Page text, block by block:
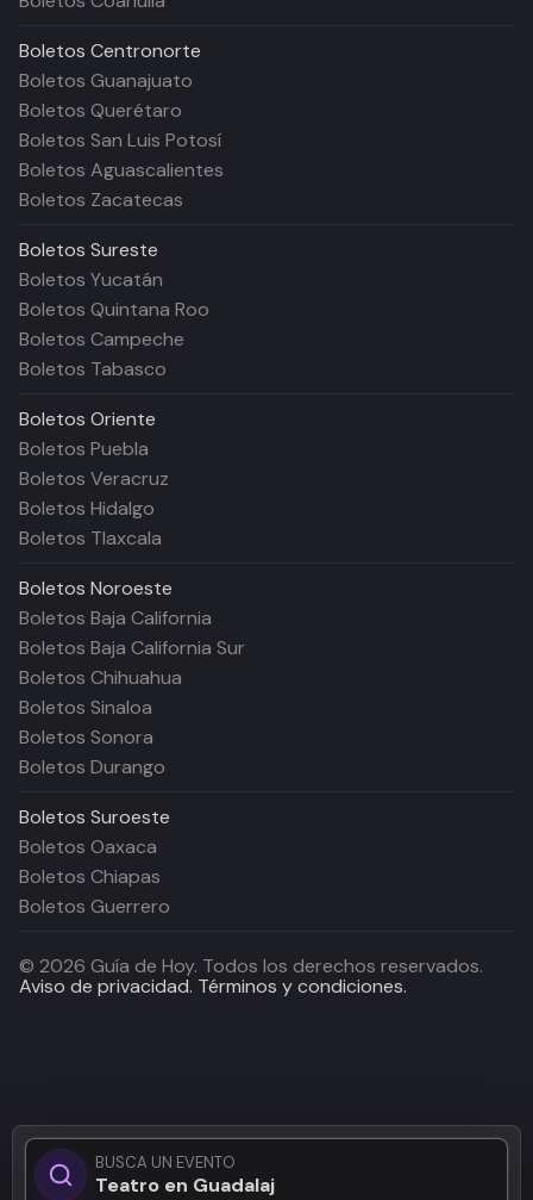
BUSCA UN EVENTO
Teatro en Guadalajara.
Boletos Centronorte
Boletos Guanajuato
Boletos Querétaro
Boletos San Luis Potosí
Boletos Aguascalientes
Boletos Zacatecas
Boletos Sureste
Boletos Yucatán
Boletos Quintana Roo
Boletos Campeche
Boletos Tabasco
Boletos Oriente
Boletos Puebla
Boletos Veracruz
Boletos Hidalgo
Boletos Tlaxcala
Boletos Noroeste
Boletos Baja California
Boletos Baja California Sur
Boletos Chihuahua
Boletos Sinaloa
Boletos Sonora
Boletos Durango
Boletos Suroeste
Boletos Oaxaca
Boletos Chiapas
Boletos Guerrero
© 2026 Guía de Hoy. Todos los derechos reservados.
Aviso de privacidad. Términos y condiciones.